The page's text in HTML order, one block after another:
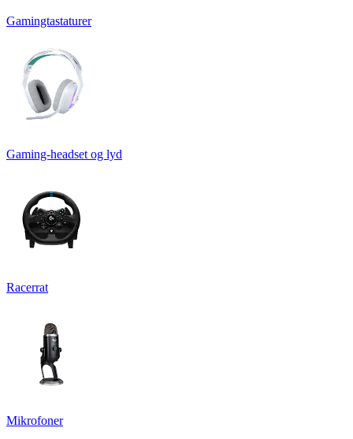
Gamingtastaturer
Gaming-headset og lyd
Racerrat
Mikrofoner